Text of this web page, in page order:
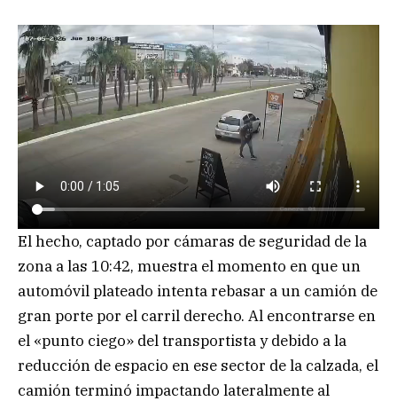
El hecho, captado por cámaras de seguridad de la
zona a las 10:42, muestra el momento en que un
automóvil plateado intenta rebasar a un camión de
gran porte por el carril derecho. Al encontrarse en
el «punto ciego» del transportista y debido a la
reducción de espacio en ese sector de la calzada, el
camión terminó impactando lateralmente al